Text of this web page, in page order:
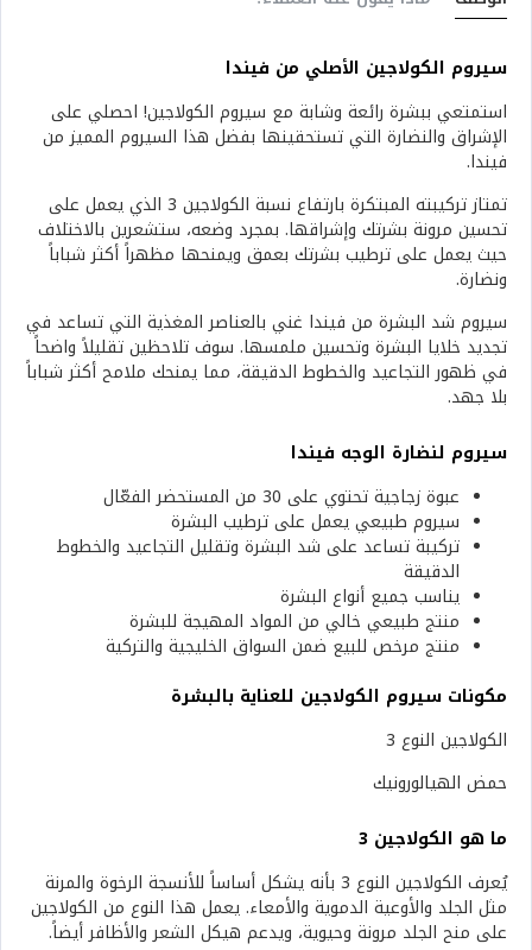
سيروم الكولاجين الأصلي من فيندا
استمتعي ببشرة رائعة وشابة مع سيروم الكولاجين! احصلي على
الإشراق والنضارة التي تستحقينها بفضل هذا السيروم المميز من
فيندا.
تمتاز تركيبته المبتكرة بارتفاع نسبة الكولاجين 3 الذي يعمل على
تحسين مرونة بشرتك وإشراقها. بمجرد وضعه، ستشعرين بالاختلاف
حيث يعمل على ترطيب بشرتك بعمق ويمنحها مظهراً أكثر شباباً
ونضارة.
سيروم شد البشرة من فيندا غني بالعناصر المغذية التي تساعد في
تجديد خلايا البشرة وتحسين ملمسها. سوف تلاحظين تقليلاً واضحاً
في ظهور التجاعيد والخطوط الدقيقة، مما يمنحك ملامح أكثر شباباً
بلا جهد.
سيروم لنضارة الوجه فيندا
عبوة زجاجية تحتوي على 30 من المستحضر الفعّال
سيروم طبيعي يعمل على ترطيب البشرة
تركيبة تساعد على شد البشرة وتقليل التجاعيد والخطوط
الدقيقة
يناسب جميع أنواع البشرة
منتج طبيعي خالي من المواد المهيجة للبشرة
منتج مرخص للبيع ضمن السواق الخليجية والتركية
مكونات سيروم الكولاجين للعناية بالبشرة
الكولاجين النوع 3
حمض الهيالورونيك
ما هو الكولاجين 3
يُعرف الكولاجين النوع 3 بأنه يشكل أساساً للأنسجة الرخوة والمرنة
مثل الجلد والأوعية الدموية والأمعاء. يعمل هذا النوع من الكولاجين
على منح الجلد مرونة وحيوية، ويدعم هيكل الشعر والأظافر أيضاً.